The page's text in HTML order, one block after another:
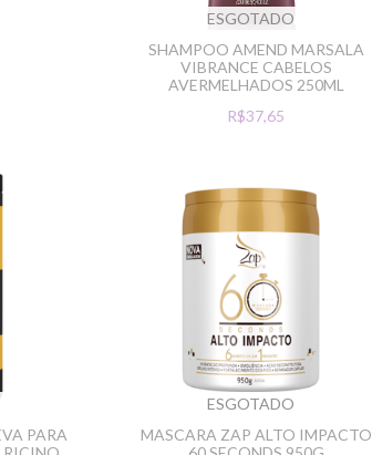
ESGOTADO
SHAMPOO AMEND MARSALA
VIBRANCE CABELOS
AVERMELHADOS 250ML
R$37,65
PARA
ESGOTADO
MASCARA ZAP ALTO IMPACTO